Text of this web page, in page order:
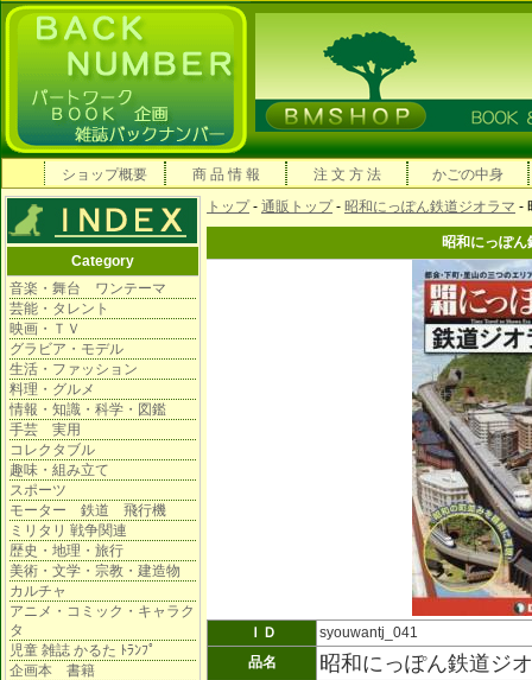
ショップ概要 商 品 情 報 注 文 方 法 かごの中身
Category
音楽・舞台 ワンテーマ
芸能・タレント
映画・ＴＶ
グラビア・モデル
生活・ファッション
料理・グルメ
情報・知識・科学・図鑑
手芸 実用
コレクタブル
趣味・組み立て
スポーツ
モーター 鉄道 飛行機
ミリタリ 戦争関連
歴史・地理・旅行
美術・文学・宗教・建造物
カルチャ
アニメ・コミック・キャラク
タ
児童 雑誌 かるた ﾄﾗﾝﾌﾟ
企画本 書籍
トップ- 通販トップ- 昭和にっぽん鉄道ジオラマ -
昭和にっぽ
ＩＤ
syouwantj_041
品名
昭和にっぽん鉄道ジ